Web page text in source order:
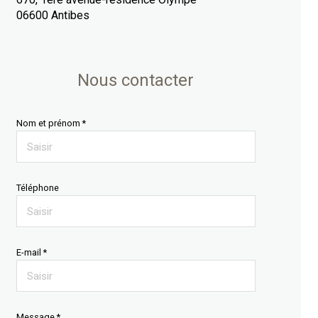
06600 Antibes
Nous contacter
Nom et prénom *
Téléphone
E-mail *